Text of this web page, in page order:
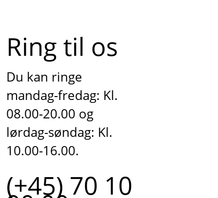
Ring til os
Du kan ringe
mandag-fredag: Kl.
08.00-20.00 og
lørdag-søndag: Kl.
10.00-16.00.
(+45) 70 10